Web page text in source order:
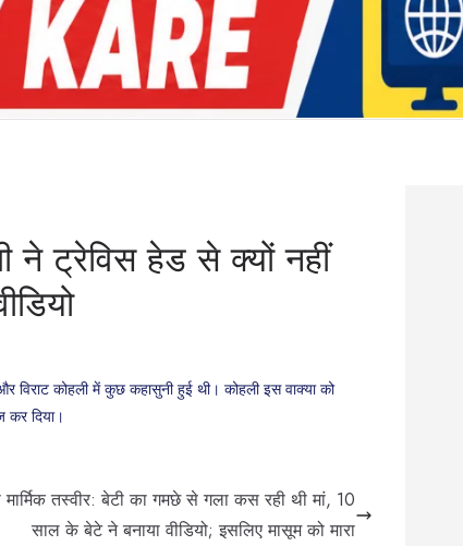
ने ट्रेविस हेड से क्यों नहीं
कोहली में कुछ कहासुनी हुई थी। कोहली इस वाक्या को
कर दिया।
तस्वीर: बेटी का गमछे से गला कस रही थी मां, 10
साल के बेटे ने बनाया वीडियो; इसलिए मासूम को मारा